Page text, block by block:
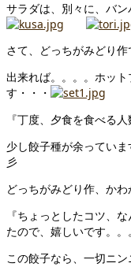
サラダは、別々に、バ
さて、どっちがみどり作
出来れば。。。。ホッ
す・・・
『丁度、夕食を食べる
少し餃子種が余ってい
彡
どっちがみどり作、か
『ちょっとしたコツ、
たので、嬉しいです。。
この餃子なら、一切ニン